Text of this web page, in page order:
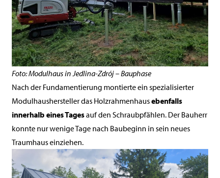
Foto: Modulhaus in Jedlina-Zdrój – Bauphase
Nach der Fundamentierung montierte ein spezialisierter
Modulhaushersteller das Holzrahmenhausebenfalls
innerhalb eines Tagesauf den Schraubpfählen. Der Bauherr
konnte nur wenige Tage nach Baubeginn in sein neues
Traumhaus einziehen.